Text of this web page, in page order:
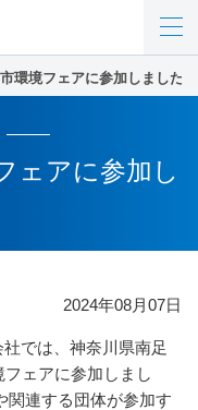
環境フェアに参加しました
ェアに参加し
2024年08月07日
では、神奈川県南足
ェアに参加しまし
関連する団体が参加す